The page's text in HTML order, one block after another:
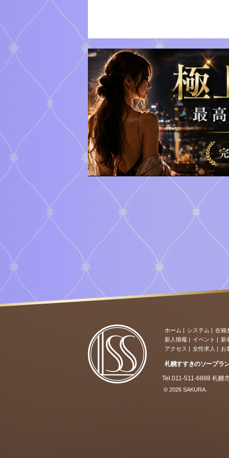
ホーム | システム | 在籍
新人情報 | イベント | 新
アクセス | 女性求人 | お
札幌すすきのソープラ
Tel.011-511-6888 札幌
© 2026 SAKURA.